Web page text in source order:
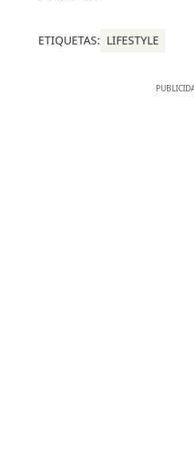
ETIQUETAS: LIFESTYLE